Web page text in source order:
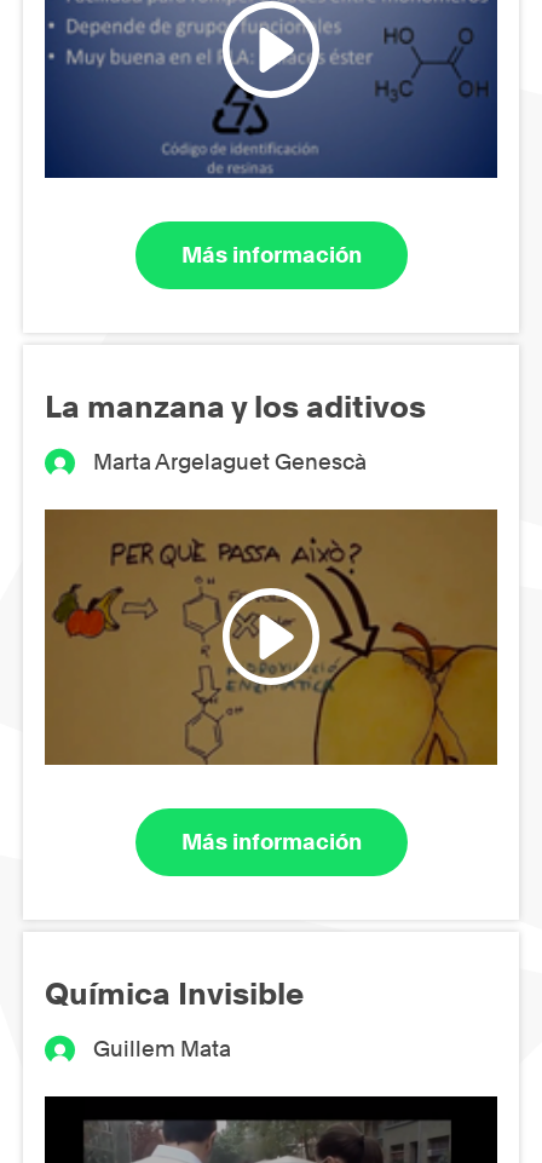
Más información
La manzana y los aditivos
Marta Argelaguet Genescà
Más información
Química Invisible
Guillem Mata